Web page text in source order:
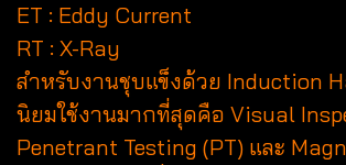
ET : Eddy Current
RT : X-Ray
สำหรับงานชุบแข็งด้วย Induction
นิยมใช้งานมากที่สุดคือ Visual
Penetrant Testing (PT) และ